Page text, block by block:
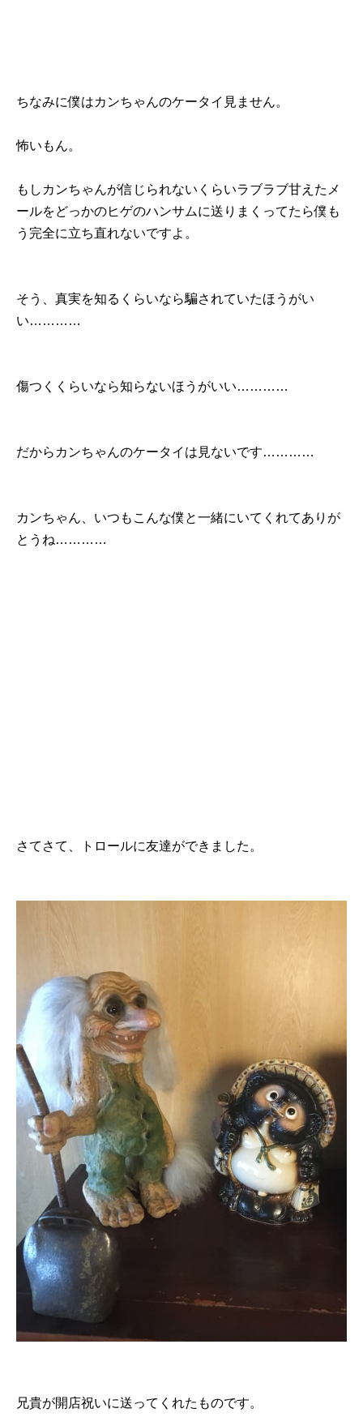
ちなみに僕はカンちゃんのケータイ見ません。
怖いもん。
もしカンちゃんが信じられないくらいラブラブ甘えたメ
ールをどっかのヒゲのハンサムに送りまくってたら僕も
う完全に立ち直れないですよ。
そう、真実を知るくらいなら騙されていたほうがい
い…………
傷つくくらいなら知らないほうがいい…………
だからカンちゃんのケータイは見ないです…………
カンちゃん、いつもこんな僕と一緒にいてくれてありが
とうね…………
さてさて、トロールに友達ができました。
兄貴が開店祝いに送ってくれたものです。